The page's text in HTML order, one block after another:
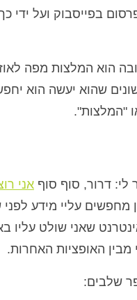
בפייסבוק ועל ידי
הוא המלצות מפה
שהוא יעשה הוא
"המלצות".
לי: דרור, סוף סוף אני
מחפשים עליי מידע
שאני שולט עליו
מבין האופציות האחרות.
שלבים: